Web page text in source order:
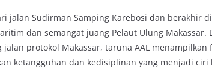
jalan Sudirman Samping Karebosi dan berakhir
dan semangat juang Pelaut Ulung
jalan protokol Makassar, taruna AAL
ketangguhan dan kedisiplinan yang menjadi